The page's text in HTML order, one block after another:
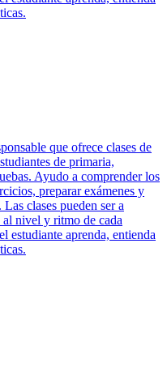
que ofrece clases de
de primaria,
Ayudo a comprender los
preparar exámenes y
clases pueden ser a
nivel y ritmo de cada
estudiante aprenda, entienda